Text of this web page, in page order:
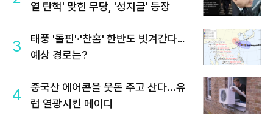
열 탄핵' 맞힌 무당, '성지글' 등장
3
태풍 '돌핀'·'찬홈' 한반도 빗겨간다…
예상 경로는?
4
중국산 에어콘을 웃돈 주고 산다...유
럽 열광시킨 메이디